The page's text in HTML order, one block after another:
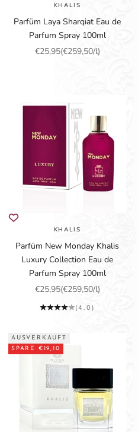
KHALIS
Parfüm Laya Sharqiat Eau de
Parfum Spray 100ml
Angebot
€25,95(€259,50/l)
KHALIS
Parfüm New Monday Khalis
Luxury Collection Eau de
Parfum Spray 100ml
Angebot
€25,95(€259,50/l)
(4.0)
AUSVERKAUFT
SPARE €19,10